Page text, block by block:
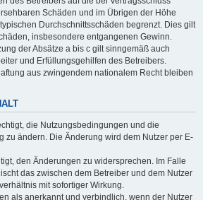
Schäden und im Übrigen der Höhe
Durchschnittsschäden begrenzt. Dies gilt
insbesondere entgangenen Gewinn.
der Absätze a bis c gilt sinngemäß auch
und Erfüllungsgehilfen des Betreibers.
aus zwingendem nationalem Recht bleiben
die Nutzungsbedingungen und die
zu ändern. Die Änderung wird dem Nutzer per E-
den Änderungen zu widersprechen. Im Falle
das zwischen dem Betreiber und dem Nutzer
mit sofortiger Wirkung.
als anerkannt und verbindlich, wenn der Nutzer